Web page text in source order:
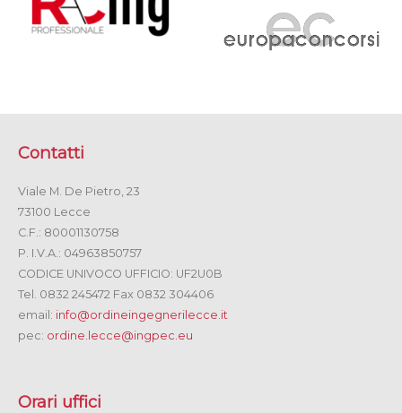
Contatti
Viale M. De Pietro, 23
73100 Lecce
C.F.: 80001130758
P. I.V.A.: 04963850757
CODICE UNIVOCO UFFICIO: UF2U0B
Tel. 0832 245472 Fax 0832 304406
email: info@ordineingegnerilecce.it
pec: ordine.lecce@ingpec.eu
Orari uffici